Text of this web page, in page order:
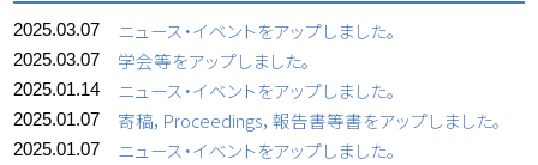
2025.03.07 ニュース・イベントをアップしました。
2025.03.07 学会等をアップしました。
2025.01.14 ニュース・イベントをアップしました。
2025.01.07 寄稿，Proceedings，報告書等書をアップしました。
2025.01.07 ニュース・イベントをアップしました。